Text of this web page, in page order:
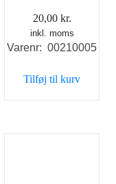
20,00 kr.
inkl. moms
Varenr: 00210005
Tilføj til kurv